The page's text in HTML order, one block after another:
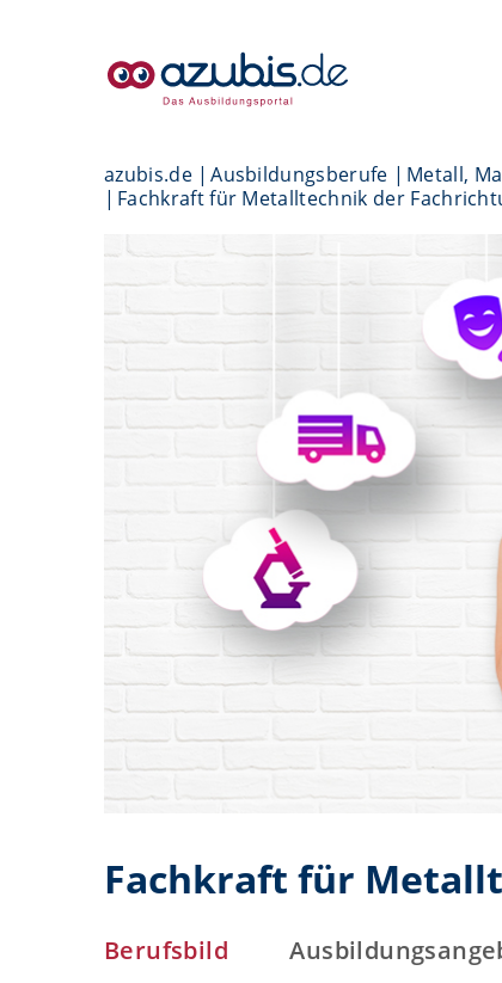
azubis.de Ausbildungsberufe Metall,
Fachkraft für Metalltechnik der
Fachkraft für
Berufsbild